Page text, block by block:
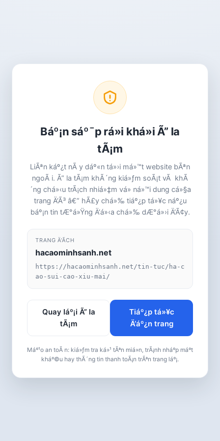
Báº¡n sáº¯p rá»i khá»i Ã” la
tÃ¡m
LiÃªn káº¿t nÃ y dáº«n tá»›i má»™t website bÃªn
ngoÃ i. Ã” la tÃ¡m khÃ´ng kiá»ƒm soÃ¡t vÃ khÃ
´ng chá»‹u trÃ¡ch nhiá»‡m vá» ná»™i dung cá»§a
trang Ä‘Ã³ â€” hÃ£y chá»‰ tiáº¿p tá»¥c náº¿u
báº¡n tin tÆ°á»Ÿng Ä‘á»‹a chá»‰ dÆ°á»›i Ä‘Ã¢y.
TRANG Ä‘Ã­CH
hacaominhsanh.net
https://hacaominhsanh.net/tin-tuc/ha-c
ao-sui-cao-xiu-mai/
Quay láº¡i Ã” la
tÃ¡m
Tiáº¿p tá»¥c
Ä‘áº¿n trang
Máº¹o an toÃ n: kiá»ƒm tra ká»¹ tÃªn miá»n, trÃ¡nh nháº­p máº­t
kháº©u hay thÃ´ng tin thanh toÃ¡n trÃªn trang láº¡.